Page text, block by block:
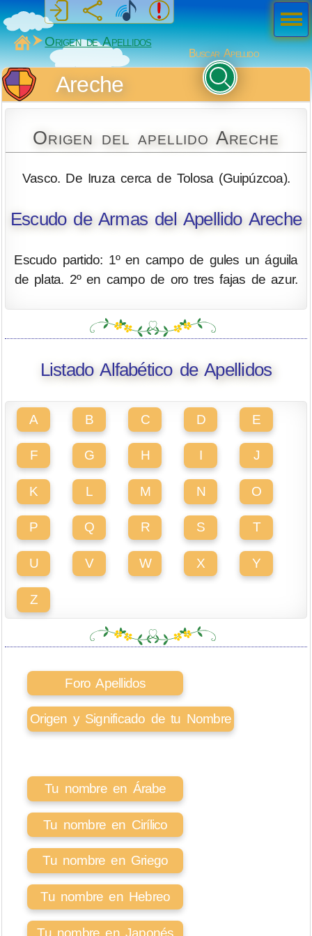
MiSabueso
Origen de Apellidos
Buscar Apellido
Areche
Origen del apellido Areche
Vasco. De Iruza cerca de Tolosa (Guipúzcoa).
Escudo de Armas del Apellido Areche
Escudo partido: 1º en campo de gules un águila
de plata. 2º en campo de oro tres fajas de azur.
Listado Alfabético de Apellidos
A B C D E
F G H I J
K L M N O
P Q R S T
U V W X Y
Z
Foro Apellidos
Origen y Significado de tu Nombre
Tu nombre en Árabe
Tu nombre en Cirílico
Tu nombre en Griego
Tu nombre en Hebreo
Tu nombre en Japonés
Men
ú